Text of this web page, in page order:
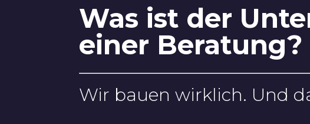
Was ist der
einer Beratung?
Wir bauen wirklich. Und